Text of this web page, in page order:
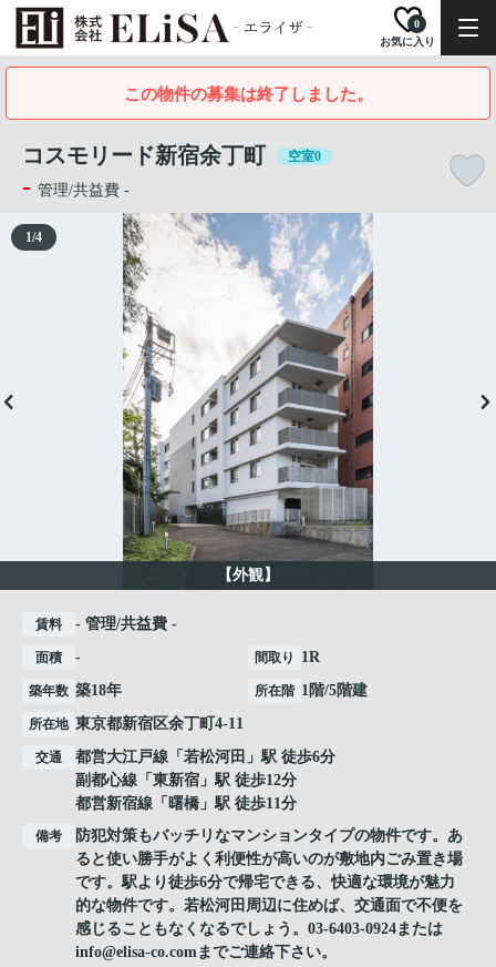
お気に入り
0
この物件の募集は終了しました。
コスモリード新宿余丁町 空室0
- 管理/共益費 -
【外観】
1/4
賃料 - 管理/共益費 -
面積 - 間取り 1R
築年数 築18年 所在階 1階/5階建
所在地 東京都新宿区余丁町 4-11
交通 都営大江戸線 「 若松河田 」駅 徒歩6分
副都心線 「 東新宿 」駅 徒歩12分
都営新宿線 「 曙橋 」駅 徒歩11分
備考
防犯対策もバッチリなマンションタイプの物件です。あ
ると使い勝手がよく利便性が高いのが敷地内ごみ置き場
です。駅より徒歩6分で帰宅できる、快適な環境が魅力
的な物件です。若松河田周辺に住めば、交通面で不便を
感じることもなくなるでしょう。03-6403-0924または
info@elisa-co.comまでご連絡下さい。